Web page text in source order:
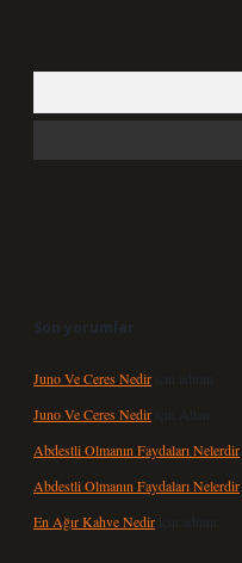
Son yorumlar
Juno Ve Ceres Nedir için
admin
Juno Ve Ceres Nedir için Altan
Abdestli Olmanın Faydaları Nelerdir
Abdestli Olmanın Faydaları Nelerdir
En Ağır Kahve Nedir için admin